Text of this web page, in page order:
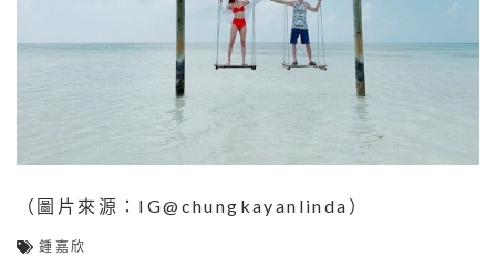
（圖片來源：IG@chungkayanlinda）
鍾嘉欣